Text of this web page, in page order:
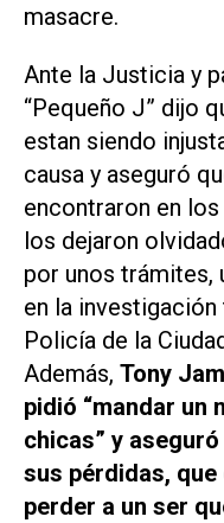
masacre.
Ante la Justicia y
“Pequeño J” dijo
estan siendo
causa y aseguró
encontraron en
los dejaron
por unos trámites,
en la
Policía de la
Además, Tony
pidió “mandar un
chicas” y
sus pérdidas,
perder a un ser